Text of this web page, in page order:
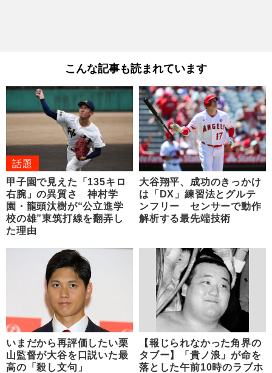
こんな記事も読まれています
話題
甲子園で見えた「135キロ
右腕」の異質さ 神村学
園・龍頭汰樹が“公立進学
校の雄”東筑打線を翻弄し
た理由
大谷翔平、成功のきっかけ
は「DX」練習法とグルテ
ンフリー センサーで動作
解析する最先端技術
いまだから再評価したい栗
山監督が大谷を口説いた最
高の「殺し文句」
【報じられなかった角界の
タブー】「貴ノ浪」が命を
落とした午前10時のラブホ